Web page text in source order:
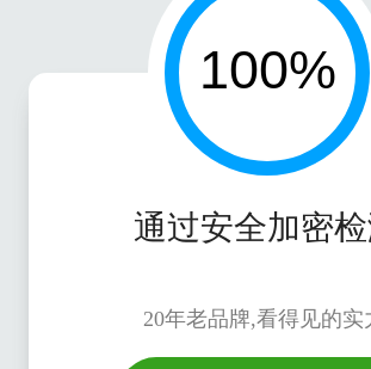
通过安全加密检
20年老品牌,看得见的实